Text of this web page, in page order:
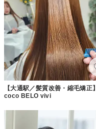
【大通駅／髪質改善・縮毛矯正】
coco BELO vivi